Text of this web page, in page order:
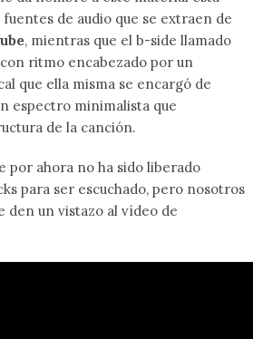
de audio que se extraen de
, mientras que el b-side llamado
ritmo encabezado por un
que ella misma se encargó de
espectro minimalista que
de la canción.
por ahora no ha sido liberado
para ser escuchado, pero nosotros
den un vistazo al vídeo de